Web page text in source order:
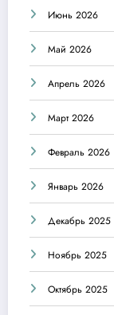
Июнь 2026
Май 2026
Апрель 2026
Март 2026
Февраль 2026
Январь 2026
Декабрь 2025
Ноябрь 2025
Октябрь 2025